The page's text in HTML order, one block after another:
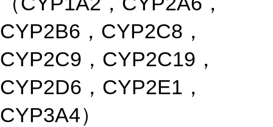
CYP2B6，CYP2C8，
CYP2C9，CYP2C19，
CYP2D6，CYP2E1，
CYP3A4）